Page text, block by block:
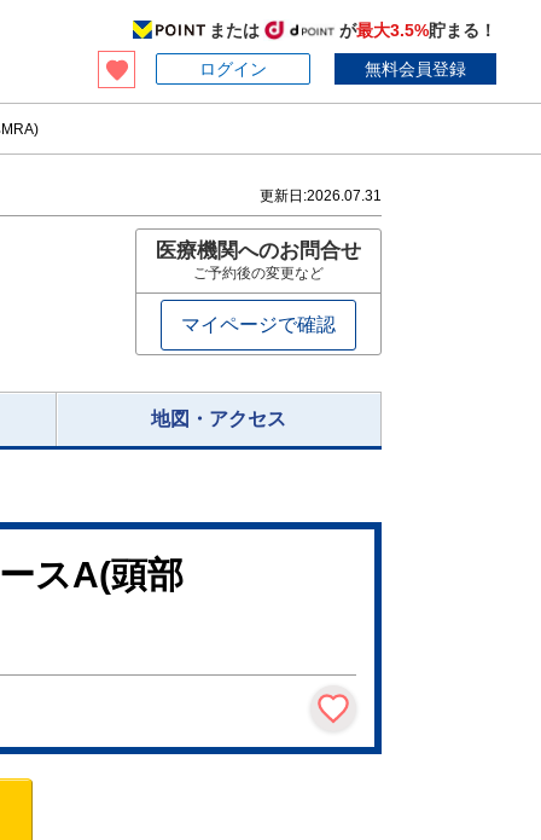
または が最大3.5%貯まる！
ログイン
無料会員登録
更新日:2026.07.31
医療機関へのお問合せ
ご予約後の変更など
マイページで確認
地図・アクセス
スA(頭部